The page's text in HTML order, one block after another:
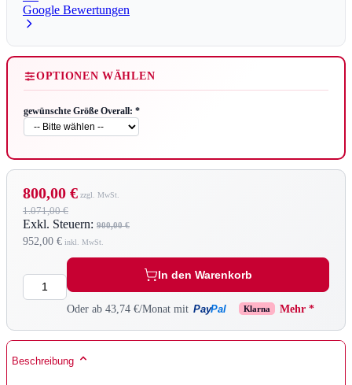
Google Bewertungen
OPTIONEN WÄHLEN
gewünschte Größe Overall: *
1.071,00 €
Exkl. Steuern: 900,00 €
952,00 €
800,00 €
Menge In den Warenkorb
Oder ab 43,74 €/Monat mit PayPal Klarna Mehr *
Beschreibung